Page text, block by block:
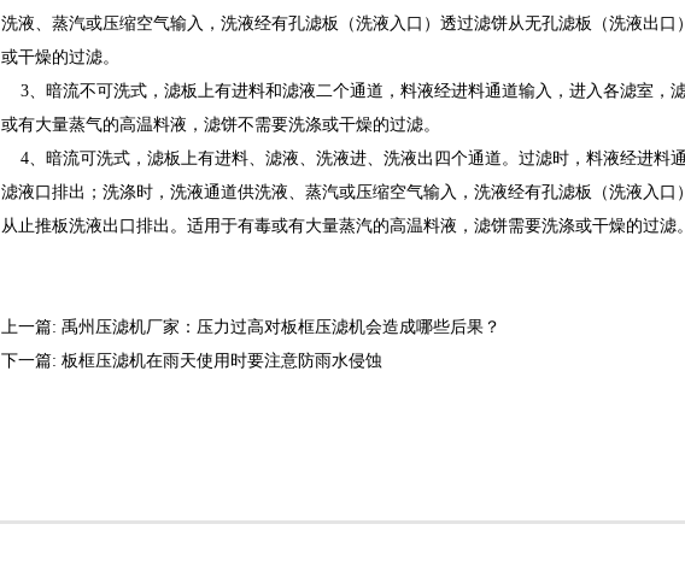
洗液、蒸汽或压缩空气输入，洗液经有孔滤板（洗液入口）透过滤饼从无孔滤板（洗液出
或干燥的过滤。
3、暗流不可洗式，滤板上有进料和滤液二个通道，料液经进料通道输入，进入各滤室，
或有大量蒸气的高温料液，滤饼不需要洗涤或干燥的过滤。
4、暗流可洗式，滤板上有进料、滤液、洗液进、洗液出四个通道。过滤时，料液经进料
滤液口排出；洗涤时，洗液通道供洗液、蒸汽或压缩空气输入，洗液经有孔滤板（洗液入
从止推板洗液出口排出。适用于有毒或有大量蒸汽的高温料液，滤饼需要洗涤或干燥的
上一篇: 禹州压滤机厂家：压力过高对板框压滤机会造成哪些后果？
下一篇: 板框压滤机在雨天使用时要注意防雨水侵蚀